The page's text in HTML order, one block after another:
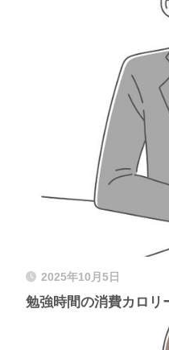
2025年10月5日
勉強時間の消費カロリ